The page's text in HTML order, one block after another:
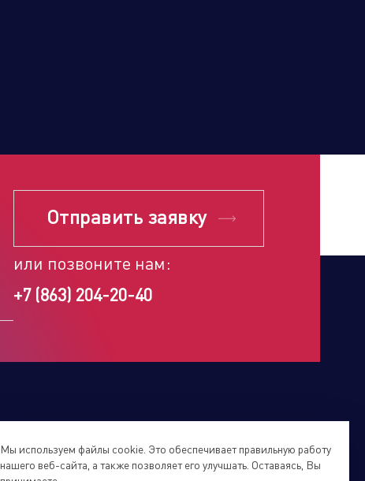
Отправить заявку
или позвоните нам:
+7 (863) 204-20-40
Мы используем файлы cookie. Это обеспечивает правильную работу
нашего веб-сайта, а также позволяет его улучшать. Оставаясь, Вы